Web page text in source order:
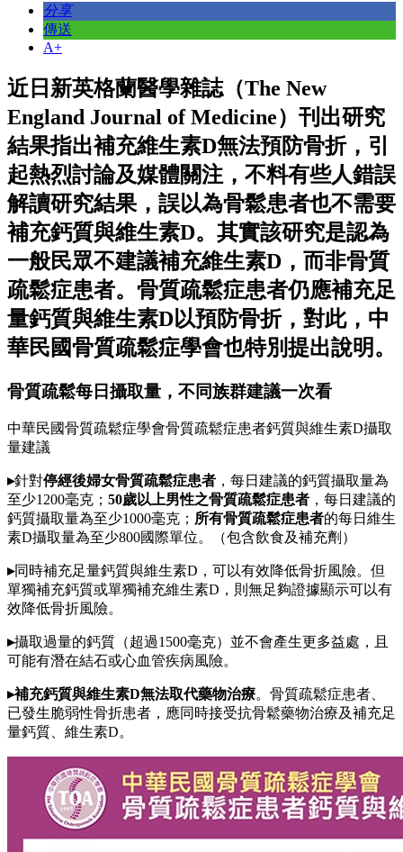
分享
傳送
A+
近日新英格蘭醫學雜誌（The New
England Journal of Medicine）刊出研究
結果指出補充維生素D無法預防骨折，引
起熱烈討論及媒體關注，不料有些人錯誤
解讀研究結果，誤以為骨鬆患者也不需要
補充鈣質與維生素D。其實該研究是認為
一般民眾不建議補充維生素D，而非骨質
疏鬆症患者。骨質疏鬆症患者仍應補充足
量鈣質與維生素D以預防骨折，對此，中
華民國骨質疏鬆症學會也特別提出說明。
骨質疏鬆每日攝取量，不同族群建議一次看
中華民國骨質疏鬆症學會骨質疏鬆症患者鈣質與維生素D攝取
量建議
▸針對停經後婦女骨質疏鬆症患者 ，每日建議的鈣質攝取量為
至少1200毫克； 50歲以上男性之骨質疏鬆症患者 ，每日建議的
鈣質攝取量為至少1000毫克； 所有骨質疏鬆症患者的每日維生
素D攝取量為至少800國際單位。（包含飲食及補充劑）
▸同時補充足量鈣質與維生素D，可以有效降低骨折風險。但
單獨補充鈣質或單獨補充維生素D，則無足夠證據顯示可以有
效降低骨折風險。
▸攝取過量的鈣質（超過1500毫克）並不會產生更多益處，且
可能有潛在結石或心血管疾病風險。
▸補充鈣質與維生素D無法取代藥物治療。骨質疏鬆症患者、
已發生脆弱性骨折患者，應同時接受抗骨鬆藥物治療及補充足
量鈣質、維生素D。